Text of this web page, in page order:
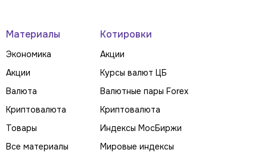
Материалы
Экономика
Акции
Валюта
Криптовалюта
Товары
Все материалы
Котировки
Акции
Курсы валют ЦБ
Валютные пары Forex
Криптовалюта
Индексы МосБиржи
Мировые индексы